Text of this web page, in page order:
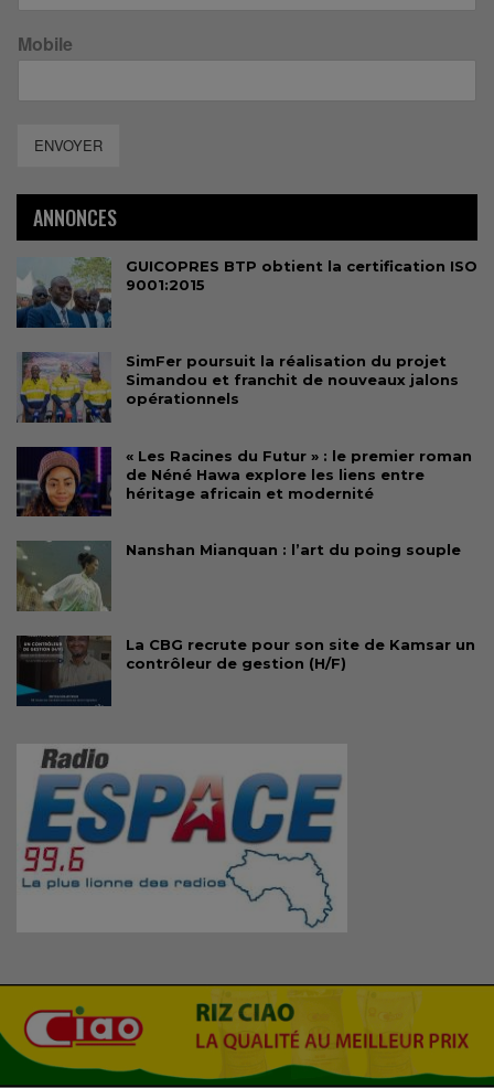
Mobile
ENVOYER
ANNONCES
GUICOPRES BTP obtient la certification ISO
9001:2015
SimFer poursuit la réalisation du projet
Simandou et franchit de nouveaux jalons
opérationnels
« Les Racines du Futur » : le premier roman
de Néné Hawa explore les liens entre
héritage africain et modernité
Nanshan Mianquan : l’art du poing souple
La CBG recrute pour son site de Kamsar un
contrôleur de gestion (H/F)